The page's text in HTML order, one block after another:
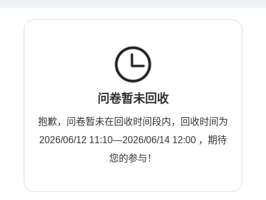
问卷暂未回收
抱歉，问卷暂未在回收时间段内，回收时间为
2026/06/12 11:10—2026/06/14 12:00 ，期待
您的参与！